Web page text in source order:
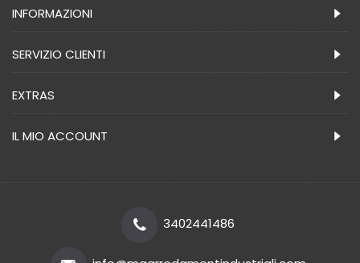
INFORMAZIONI
SERVIZIO CLIENTI
EXTRAS
IL MIO ACCOUNT
3402441486